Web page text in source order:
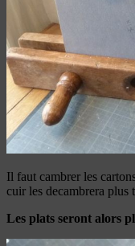
Il faut cambrer les
cuir les decambrera plus
Les plats seront alors